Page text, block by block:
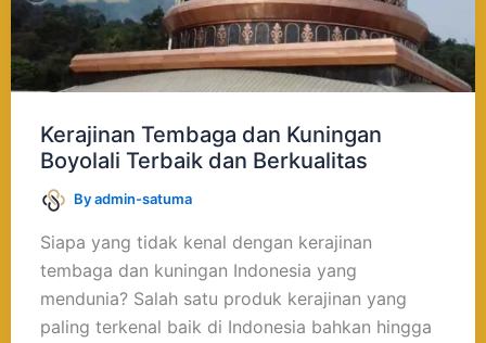
Kerajinan Tembaga dan Kuningan
Boyolali Terbaik dan Berkualitas
Byadmin-satuma
Siapa yang tidak kenal dengan kerajinan
tembaga dan kuningan Indonesia yang
mendunia? Salah satu produk kerajinan yang
paling terkenal baik di Indonesia bahkan hingga
dan
Berkualitas